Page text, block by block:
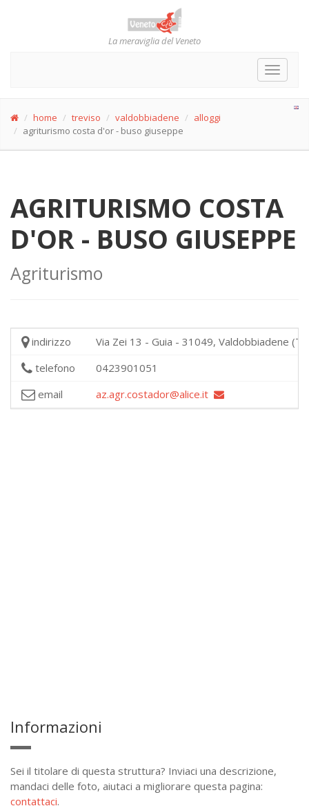
La meraviglia del Veneto
Toggle
home treviso valdobbiadene
alloggi
agriturismo costa d'or - buso giuseppe
AGRITURISMO COSTA
D'OR - BUSO GIUSEPPE
Agriturismo
indirizzo
Via Zei 13 - Guia - 31049, Valdobbiadene
telefono
0423901051
email
az.agr.costador@alice.it
Informazioni
Sei il titolare di questa struttura? Inviaci una descrizione,
mandaci delle foto, aiutaci a migliorare questa pagina:
contattaci.